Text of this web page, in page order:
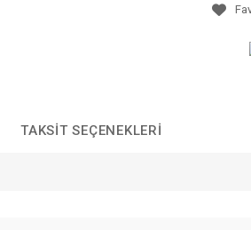
TAKSIT SEÇENEKLERI